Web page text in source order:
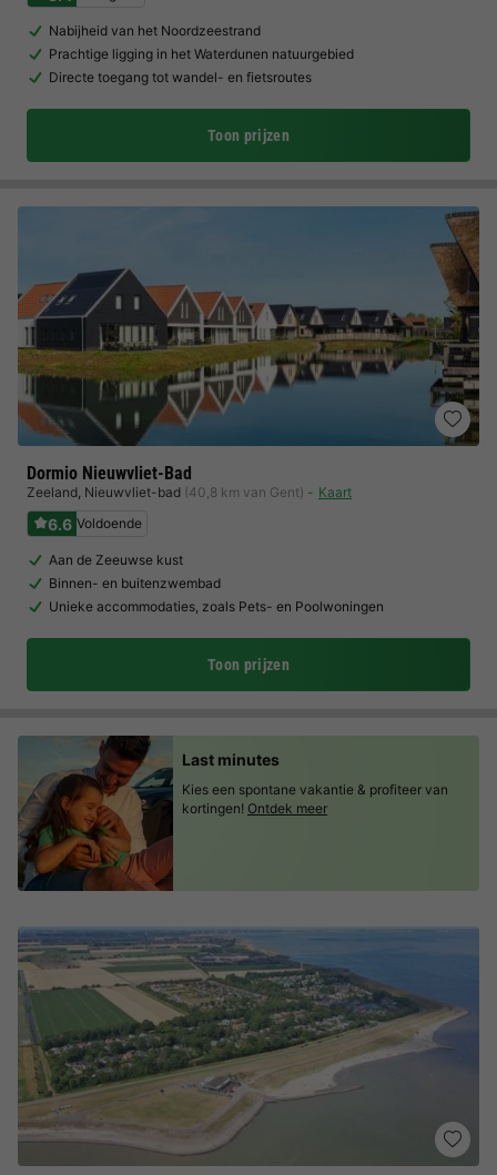
Nabijheid van het Noordzeestrand
Prachtige ligging in het Waterdunen natuurgebied
Directe toegang tot wandel- en fietsroutes
Toon prijzen
Dormio Nieuwvliet-Bad
Zeeland, Nieuwvliet-bad (40,8 km van Gent) Kaart
6.6 Voldoende
Aan de Zeeuwse kust
Binnen- en buitenzwembad
Unieke accommodaties, zoals Pets- en Poolwoningen
Toon prijzen
Last minutes
Kies een spontane vakantie & profiteer van
kortingen! Ontdek meer